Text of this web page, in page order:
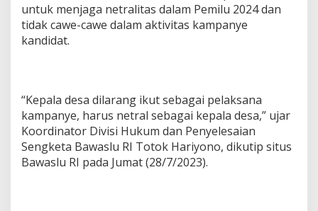
untuk menjaga netralitas dalam Pemilu 2024 dan
tidak cawe-cawe dalam aktivitas kampanye
kandidat.
“Kepala desa dilarang ikut sebagai pelaksana
kampanye, harus netral sebagai kepala desa,” ujar
Koordinator Divisi Hukum dan Penyelesaian
Sengketa Bawaslu RI Totok Hariyono, dikutip situs
Bawaslu RI pada Jumat (28/7/2023).